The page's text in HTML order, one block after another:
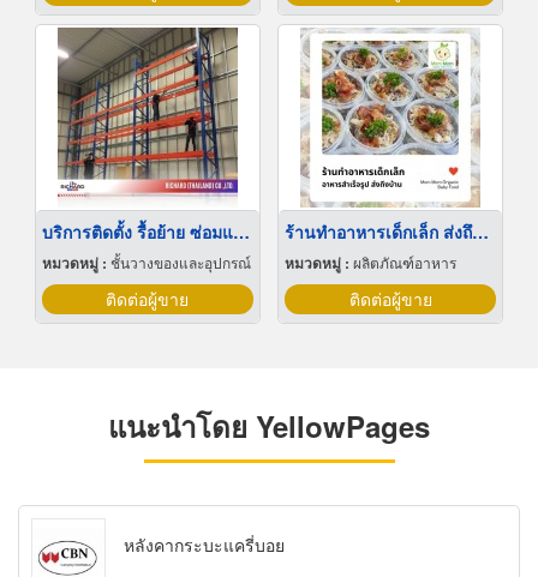
บริการติดตั้ง รื้อย้าย ซ่อมแซม ปรับปรุงแร็คอุตสาหกรรม
หมวดหมู่ : ชั้นวางของและอุปกรณ์
ติดต่อผู้ขาย
ร้านทำอาหารเด็กเล็ก ส่งถึงบ้าน
หมวดหมู่ : ผลิตภัณฑ์อาหาร
ติดต่อผู้ขาย
แนะนำโดย YellowPages
หลังคากระบะแครี่บอย